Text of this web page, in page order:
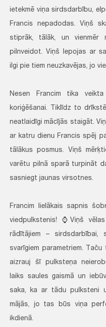
ietekmē viņa sirdsdarbību,
Francis nepadodas. Viņš
stiprāk, tālāk, un vienmēr
pilnveidot. Viņš lepojas ar
ilgi pie tiem neuzkavējas, jo
Nesen Francim tika
koriģēšanai. Tiklīdz to
neatlaidīgi mācījās staigāt.
ar katru dienu Francis spēj
tālākus posmus. Viņš
varētu pilnā sparā turpināt
sasniegt jaunas virsotnes.
Francim lielākais sapnis
viedpulkstenis! ⌚Viņš
rādītājiem – sirdsdarbībai,
svarīgiem parametriem.
aizrauj šī pulksteņa
laiks saules gaismā un
saka, ka ar tādu pulksteni
mājās, jo tas būs viņa
ikdienā.